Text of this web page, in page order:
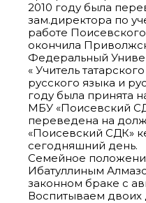
2010 году была
зам.директора по
работе
окончила
Федеральный
« Учитель
русского языка и
году была принята
МБУ «Поисевский
переведена на
«Поисевский СДК»
сегодняшний день.
Семейное
Ибатуллиным
законном браке с
Воспитываем двоих